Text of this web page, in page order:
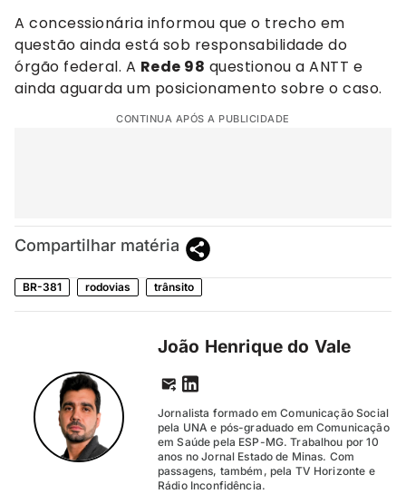
A concessionária informou que o trecho em
questão ainda está sob responsabilidade do
órgão federal. A Rede 98 questionou a ANTT e
ainda aguarda um posicionamento sobre o caso.
CONTINUA APÓS A PUBLICIDADE
Compartilhar matéria
BR-381 rodovias trânsito
João Henrique do Vale
Jornalista formado em Comunicação Social
pela UNA e pós-graduado em Comunicação
em Saúde pela ESP-MG. Trabalhou por 10
anos no Jornal Estado de Minas. Com
passagens, também, pela TV Horizonte e
Rádio Inconfidência.